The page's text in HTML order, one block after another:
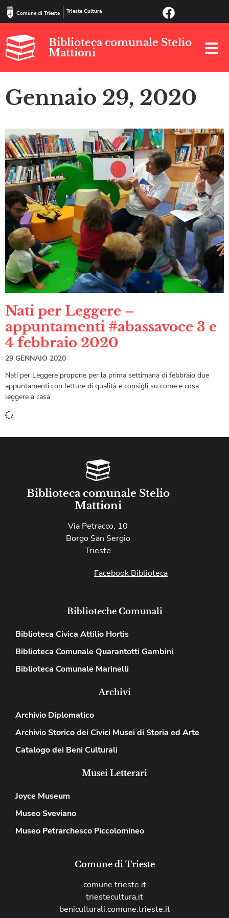
Comune di Trieste Trieste Cultura
Biblioteca comunale Stelio
Mattioni
Gennaio 29, 2020
Nati per Leggere –
appuntamenti #abassavoce 3 e
4 febbraio 2020
29 GENNAIO 2020
Nati per Leggere propone per la prima settimana di febbraio due
appuntamenti con letture di qualità e consigli su come e cosa
leggere a casa
Biblioteca comunale Stelio
Mattioni
Via Petracco, 10
Borgo San Sergio
Trieste
Facebook Biblioteca
Biblioteche Comunali
Biblioteca Civica Attilio Hortis
Biblioteca Comunale Quarantotti Gambini
Biblioteca Comunale Marinelli
Archivi
Archivio Diplomatico
Archivio Storico dei Civici Musei di Storia ed Arte
Catalogo dei Beni Culturali
Musei Letterari
Joyce Museum
Museo Sveviano
Museo Petrarchesco Piccolomineo
Comune di Trieste
comune.trieste.it
triestecultura.it
beniculturali.comune.trieste.it